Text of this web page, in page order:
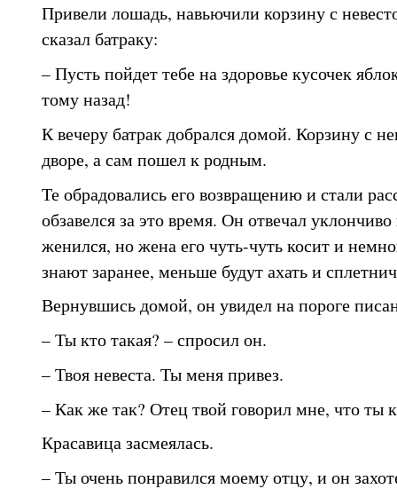
Привели лошадь, навьючили корзину с
сказал батраку:
– Пусть пойдет тебе на здоровье кусочек
тому назад!
К вечеру батрак добрался домой. Корзину с
дворе, а сам пошел к родным.
Те обрадовались его возвращению и стали
обзавелся за это время. Он отвечал уклончиво
женился, но жена его чуть-чуть косит и
знают заранее, меньше будут ахать и
Вернувшись домой, он увидел на пороге
– Ты кто такая? – спросил он.
– Твоя невеста. Ты меня привез.
– Как же так? Отец твой говорил мне, что ты
Красавица засмеялась.
– Ты очень понравился моему отцу, и он